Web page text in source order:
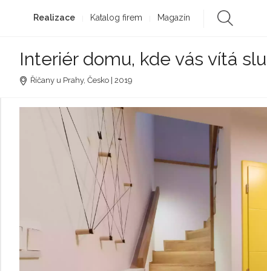
Realizace Katalog firem Magazín
Interiér domu, kde vás vítá
Říčany u Prahy, Česko | 2019